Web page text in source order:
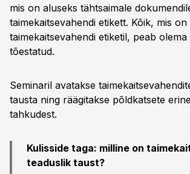
mis on aluseks tähtsaimale
taimekaitsevahendi etikett. Kõik, mis on
taimekaitsevahendi etiketil, peab
tõestatud.
Seminaril avatakse
tausta ning räägitakse põldkatsete
tahkudest.
Kulisside taga: milline on
teaduslik taust?